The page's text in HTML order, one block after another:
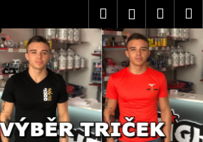
Hledat
košík